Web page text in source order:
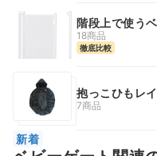
階段上で使う
18商品
徹底比較
抱っこひもレ
7商品
新着